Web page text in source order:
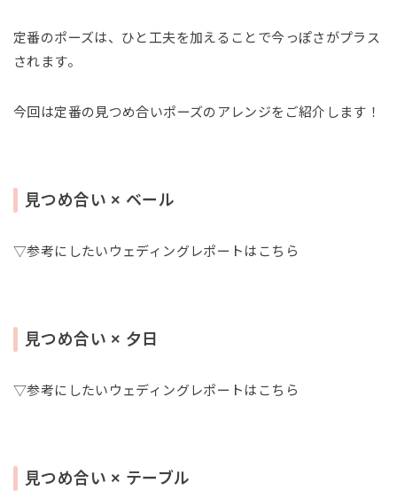
定番のポーズは、ひと工夫を加えることで今っぽさがプラス
されます。
今回は定番の見つめ合いポーズのアレンジをご紹介します！
見つめ合い × ベール
▽参考にしたいウェディングレポートはこちら
見つめ合い × 夕日
▽参考にしたいウェディングレポートはこちら
見つめ合い × テーブル